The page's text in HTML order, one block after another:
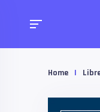
Home |